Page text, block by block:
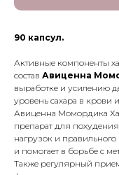
90 капсул.
Активные компоненты
состав Авиценна
выработке и усилению
уровень сахара в крови
Авиценна Момордика
препарат для
нагрузок и
и помогает в борьбе c
Также регулярный